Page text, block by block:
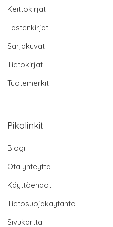
Keittokirjat
Lastenkirjat
Sarjakuvat
Tietokirjat
Tuotemerkit
Pikalinkit
Blogi
Ota yhteyttä
Käyttöehdot
Tietosuojakäytäntö
Sivukartta